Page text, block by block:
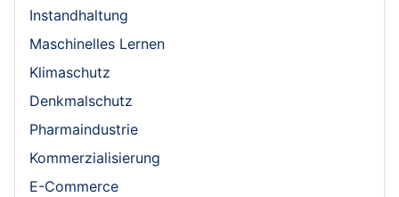
Instandhaltung
Maschinelles Lernen
Klimaschutz
Denkmalschutz
Pharmaindustrie
Kommerzialisierung
E-Commerce